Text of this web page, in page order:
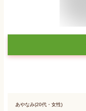
あやなみ(20代・女性)